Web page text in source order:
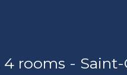
rooms -